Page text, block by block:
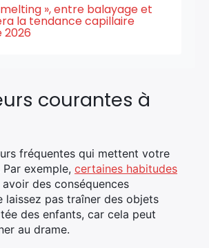
», entre balayage et
la tendance capillaire
2026
courantes à
fréquentes qui mettent votre
exemple, certaines habitudes
des conséquences
laissez pas traîner des objets
des enfants, car cela peut
au drame.